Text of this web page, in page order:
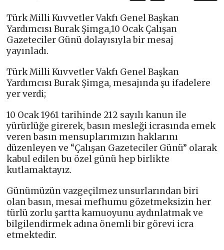
Türk Milli Kuvvetler Vakfı Genel Başkan
Yardımcısı Burak Şimga,10 Ocak Çalışan
Gazeteciler Günü dolayısıyla bir mesaj
yayınladı.
Türk Milli Kuvvetler Vakfı Genel Başkan
Yardımcısı Burak Şimga, mesajında şu ifadelere
yer verdi;
10 Ocak 1961 tarihinde 212 sayılı kanun ile
yürürlüğe girerek, basın mesleği icrasında emek
veren basın mensuplarımızın haklarını
düzenleyen ve “Çalışan Gazeteciler Günü” olarak
kabul edilen bu özel günü hep birlikte
kutlamaktayız.
Günümüzün vazgeçilmez unsurlarından biri
olan basın, mesai mefhumu gözetmeksizin her
türlü zorlu şartta kamuoyunu aydınlatmak ve
bilgilendirmek adına önemli bir görevi icra
etmektedir.